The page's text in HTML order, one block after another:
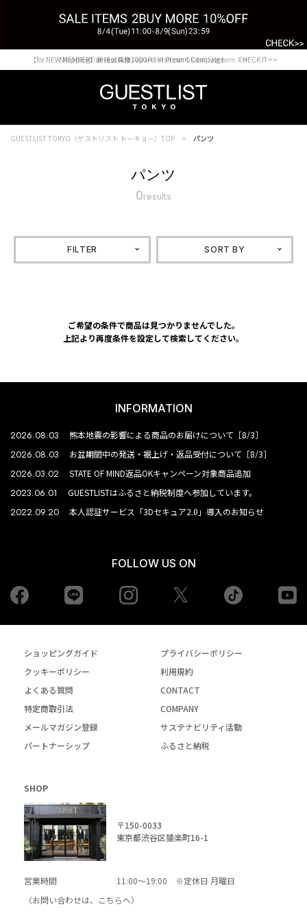
Shopping from outside Japan? Visit our Global Site here. >>
【for NEW MEMBER】新規会員様1000Point Present Campaign CHECK IT>>
GUESTLIST TOKYO（ゲストリスト トーキョー）TOP パンツ
パンツ
0results
FILTER SORT BY
ご希望の条件で商品は見つかりませんでした。
上記より再度条件を設定して検索してください。
INFORMATION
2026.08.03 熊本地震の影響による商品のお届けについて［8/3］
2026.08.03 お盆期間中の発送・裾上げ・返品受付について［8/3］
2026.03.02 STATE OF MIND返品OKキャンペーン対象商品追加
2023.06.01 GUESTLISTはふるさと納税制度へ参加しています。
2022.09.20 本人認証サービス「3Dセキュア2.0」導入のお知らせ
FOLLOW US ON
Facebook Instagram tiktok
ショッピングガイド
プライバシーポリシー
クッキーポリシー
利用規約
よくある質問
CONTACT
特定商取引法
COMPANY
メールマガジン登録
サステナビリティ活動
パートナーシップ
ふるさと納税
SHOP
〒150-0033
東京都渋谷区猿楽町16-1
営業時間
11:00～19:00 ※定休日 月曜日
〈お問い合わせは、
こちらへ〉